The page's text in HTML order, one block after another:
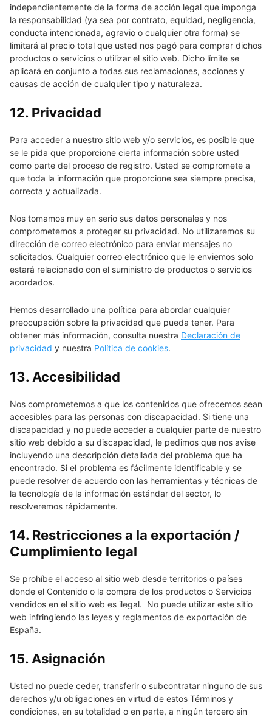
independientemente de la forma de acción legal que imponga
la responsabilidad (ya sea por contrato, equidad, negligencia,
conducta intencionada, agravio o cualquier otra forma) se
limitará al precio total que usted nos pagó para comprar dichos
productos o servicios o utilizar el sitio web. Dicho límite se
aplicará en conjunto a todas sus reclamaciones, acciones y
causas de acción de cualquier tipo y naturaleza.
12. Privacidad
Para acceder a nuestro sitio web y/o servicios, es posible que
se le pida que proporcione cierta información sobre usted
como parte del proceso de registro. Usted se compromete a
que toda la información que proporcione sea siempre precisa,
correcta y actualizada.
Nos tomamos muy en serio sus datos personales y nos
comprometemos a proteger su privacidad. No utilizaremos su
dirección de correo electrónico para enviar mensajes no
solicitados. Cualquier correo electrónico que le enviemos solo
estará relacionado con el suministro de productos o servicios
acordados.
Hemos desarrollado una política para abordar cualquier
preocupación sobre la privacidad que pueda tener. Para
obtener más información, consulta nuestra Declaración de
privacidad y nuestra Política de cookies.
13. Accesibilidad
Nos comprometemos a que los contenidos que ofrecemos sean
accesibles para las personas con discapacidad. Si tiene una
discapacidad y no puede acceder a cualquier parte de nuestro
sitio web debido a su discapacidad, le pedimos que nos avise
incluyendo una descripción detallada del problema que ha
encontrado. Si el problema es fácilmente identificable y se
puede resolver de acuerdo con las herramientas y técnicas de
la tecnología de la información estándar del sector, lo
resolveremos rápidamente.
14. Restricciones a la exportación /
Cumplimiento legal
Se prohíbe el acceso al sitio web desde territorios o países
donde el Contenido o la compra de los productos o Servicios
vendidos en el sitio web es ilegal. No puede utilizar este sitio
web infringiendo las leyes y reglamentos de exportación de
España.
15. Asignación
Usted no puede ceder, transferir o subcontratar ninguno de sus
derechos y/u obligaciones en virtud de estos Términos y
condiciones, en su totalidad o en parte, a ningún tercero sin